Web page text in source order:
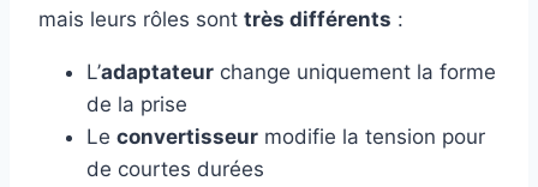
mais leurs rôles sont très différents :
L’adaptateur change uniquement la forme
de la prise
Le convertisseur modifie la tension pour
de courtes durées